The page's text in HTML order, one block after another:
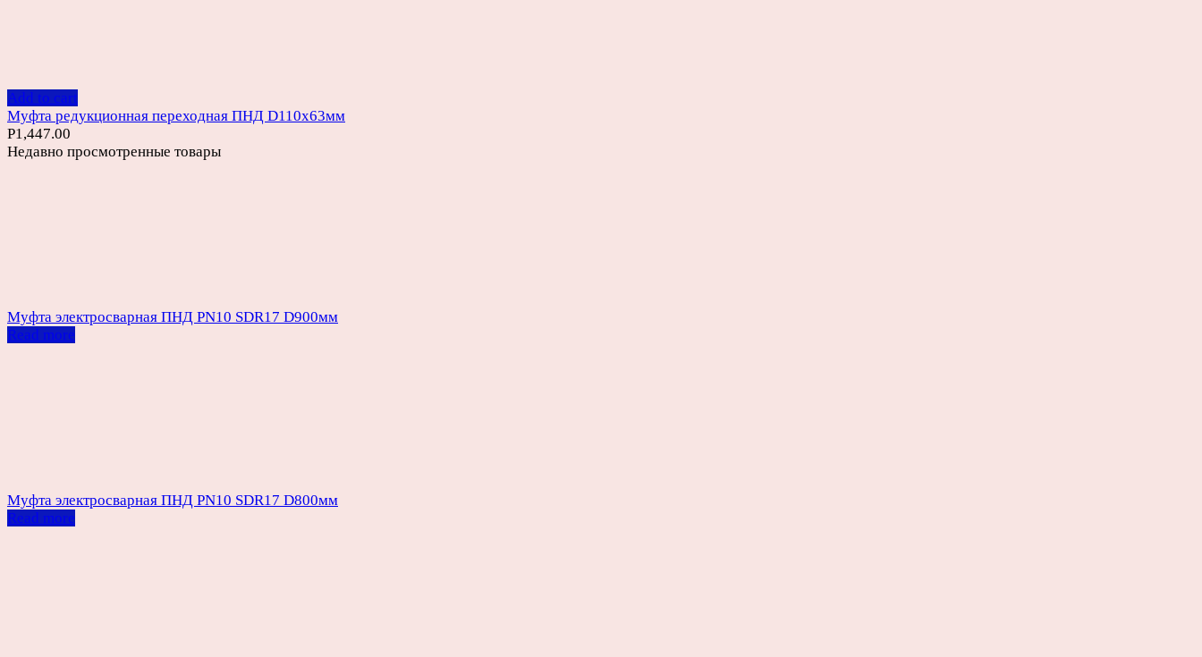
Add to cart
Муфта редукционная переходная ПНД D110х63мм
Р1,447.00
Недавно просмотренные товары
Муфта электросварная ПНД PN10 SDR17 D900мм
Read more
Муфта электросварная ПНД PN10 SDR17 D800мм
Read more